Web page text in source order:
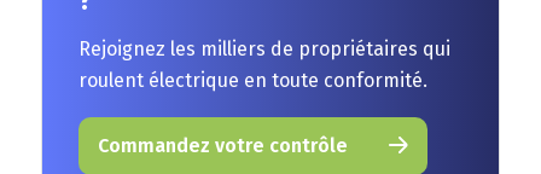
Rejoignez les milliers de propriétaires qui
roulent électrique en toute conformité.
Commandez votre contrôle